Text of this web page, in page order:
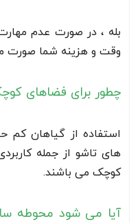
بله ، در صورت عدم
وقت و هزینه شما صورت
چطور برای فضاهای
استفاده از گیاهان
های تاشو از جمله
کوچک می باشند.
آیا می شود محوطه